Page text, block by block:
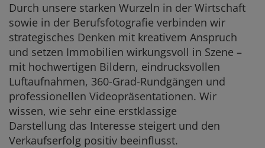
Durch unsere starken Wurzeln in der Wirtschaft
sowie in der Berufsfotografie verbinden wir
strategisches Denken mit kreativem Anspruch
und setzen Immobilien wirkungsvoll in Szene –
mit hochwertigen Bildern, eindrucksvollen
Luftaufnahmen, 360-Grad-Rundgängen und
professionellen Videopräsentationen. Wir
wissen, wie sehr eine erstklassige
Darstellung das Interesse steigert und den
Verkaufserfolg positiv beeinflusst.